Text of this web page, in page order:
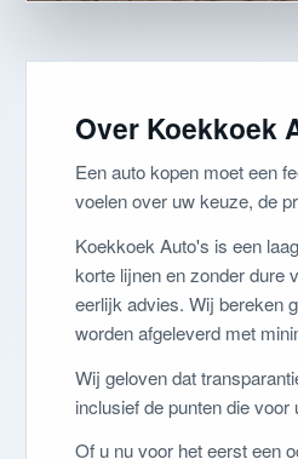
Over Koekkoek
Een auto kopen moet een
voelen over uw keuze, de
Koekkoek Auto's is een
korte lijnen en zonder dure
eerlijk advies. Wij bereken
worden afgeleverd met
Wij geloven dat
inclusief de punten die
Of u nu voor het eerst een